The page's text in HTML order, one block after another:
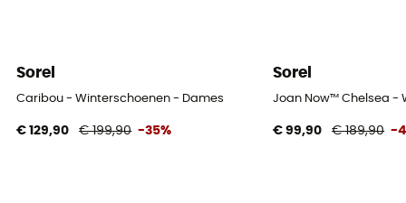
Sorel
Caribou - Winterschoenen - Dames
€ 129,90 € 199,90 -35%
Sorel
Joan Now™ Chelsea -
€ 99,90 € 189,90 -